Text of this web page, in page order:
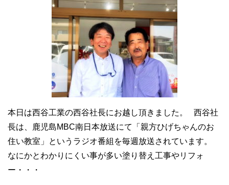
本日は西谷工業の西谷社長にお越し頂きました。 西谷社
長は、鹿児島MBC南日本放送にて「親方ひげちゃんのお
住い教室」というラジオ番組を毎週放送されています。
なにかとわかりにくい事が多い塗り替え工事やリフォ
ー・・・